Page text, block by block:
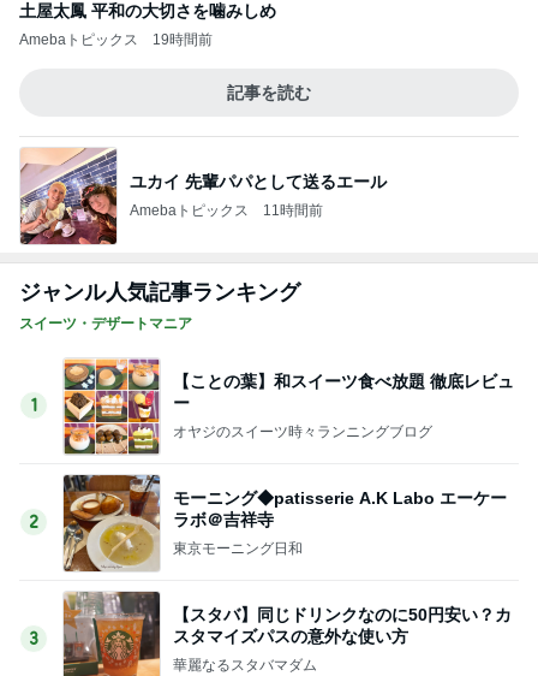
土屋太鳳 平和の大切さを噛みしめ
Amebaトピックス 19時間前
記事を読む
ユカイ 先輩パパとして送るエール
Amebaトピックス 11時間前
ジャンル人気記事ランキング
スイーツ・デザートマニア
1
【ことの葉】和スイーツ食べ放題 徹底レビュ
ー
オヤジのスイーツ時々ランニングブログ
2
モーニング◆patisserie A.K Labo エーケー
ラボ＠吉祥寺
東京モーニング日和
3
【スタバ】同じドリンクなのに50円安い？カ
スタマイズパスの意外な使い方
華麗なるスタバマダム